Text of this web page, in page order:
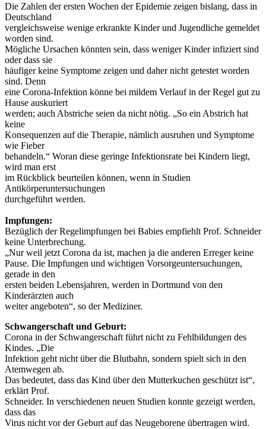
Die Zahlen der ersten Wochen der Epidemie zeigen bislang, dass in
Deutschland
vergleichsweise wenige erkrankte Kinder und Jugendliche gemeldet
worden sind.
Mögliche Ursachen könnten sein, dass weniger Kinder infiziert sind
oder dass sie
häufiger keine Symptome zeigen und daher nicht getestet worden
sind. Denn
eine Corona-Infektion könne bei mildem Verlauf in der Regel gut zu
Hause auskuriert
werden; auch Abstriche seien da nicht nötig. „So ein Abstrich hat
keine
Konsequenzen auf die Therapie, nämlich ausruhen und Symptome
wie Fieber
behandeln.“ Woran diese geringe Infektionsrate bei Kindern liegt,
wird man erst
im Rückblick beurteilen können, wenn in Studien
Antikörperuntersuchungen
durchgeführt werden.
Impfungen:
Bezüglich der Regelimpfungen bei Babies empfiehlt Prof. Schneider
keine Unterbrechung.
„Nur weil jetzt Corona da ist, machen ja die anderen Erreger keine
Pause. Die Impfungen und wichtigen Vorsorgeuntersuchungen,
gerade in den
ersten beiden Lebensjahren, werden in Dortmund von den
Kinderärzten auch
weiter angeboten“, so der Mediziner.
Schwangerschaft und Geburt:
Corona in der Schwangerschaft führt nicht zu Fehlbildungen des
Kindes. „Die
Infektion geht nicht über die Blutbahn, sondern spielt sich in den
Atemwegen ab.
Das bedeutet, dass das Kind über den Mutterkuchen geschützt ist“,
erklärt Prof.
Schneider. In verschiedenen neuen Studien konnte gezeigt werden,
dass das
Virus nicht vor der Geburt auf das Neugeborene übertragen wird.